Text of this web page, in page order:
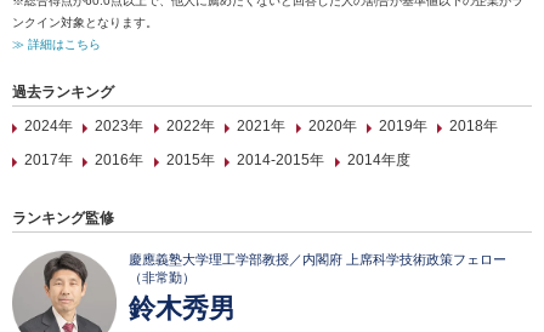
ンクイン対象となります。
≫ 詳細はこちら
過去ランキング
2024年
2023年 2022年 2021年 2020年 2019年
2018年
2017年
2016年 2015年 2014-2015年 2014年度
ランキング監修
慶應義塾大学理工学部教授／内閣府 上席科学技術政策フェロー
（非常勤）
鈴木秀男